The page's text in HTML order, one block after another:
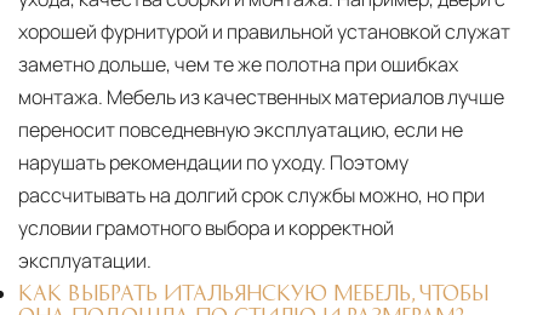
хорошей фурнитурой и правильной установкой служат
заметно дольше, чем те же полотна при ошибках
монтажа. Мебель из качественных материалов лучше
переносит повседневную эксплуатацию, если не
нарушать рекомендации по уходу. Поэтому
рассчитывать на долгий срок службы можно, но при
условии грамотного выбора и корректной
эксплуатации.
КАК ВЫБРАТЬ ИТАЛЬЯНСКУЮ МЕБЕЛЬ, ЧТОБЫ